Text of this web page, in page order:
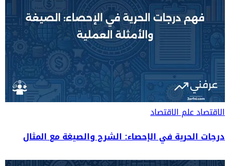
الاقتصادعلم الاقتصاد
درجات الحرية في الإحصاء: الشرح والصيغة مع المثال